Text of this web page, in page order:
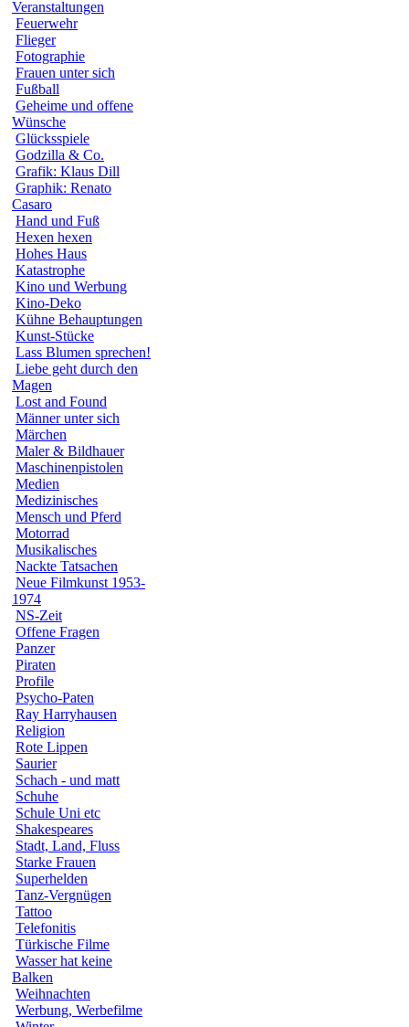
Veranstaltungen
Feuerwehr
Flieger
Fotographie
Frauen unter sich
Fußball
Geheime und offene
Wünsche
Glücksspiele
Godzilla & Co.
Grafik: Klaus Dill
Graphik: Renato
Casaro
Hand und Fuß
Hexen hexen
Hohes Haus
Katastrophe
Kino und Werbung
Kino-Deko
Kühne Behauptungen
Kunst-Stücke
Lass Blumen sprechen!
Liebe geht durch den
Magen
Lost and Found
Männer unter sich
Märchen
Maler & Bildhauer
Maschinenpistolen
Medien
Medizinisches
Mensch und Pferd
Motorrad
Musikalisches
Nackte Tatsachen
Neue Filmkunst 1953-
1974
NS-Zeit
Offene Fragen
Panzer
Piraten
Profile
Psycho-Paten
Ray Harryhausen
Religion
Rote Lippen
Saurier
Schach - und matt
Schuhe
Schule Uni etc
Shakespeares
Stadt, Land, Fluss
Starke Frauen
Superhelden
Tanz-Vergnügen
Tattoo
Telefonitis
Türkische Filme
Wasser hat keine
Balken
Weihnachten
Werbung, Werbefilme